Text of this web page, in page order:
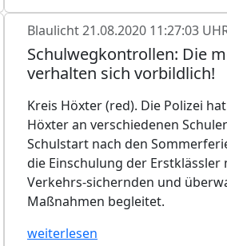
Blaulicht21.08.2020 11:27:03
Schulwegkontrollen: Die
verhalten sich vorbildlich!
Kreis Höxter (red). Die Polizei
Höxter an verschiedenen
Schulstart nach den
die Einschulung der Erstklässler
Verkehrs-sichernden und
Maßnahmen begleitet.
weiterlesen